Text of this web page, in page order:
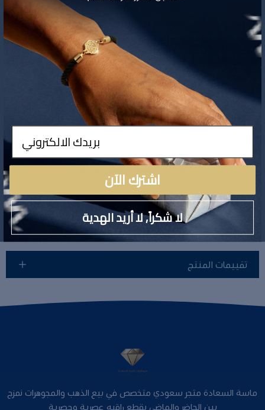
تقييمات المنتج
ماسة السعادة متجر سعودي متخصص في بيع الذهب والمجوهرات نمزج
بين الحاضر والماضي بقطع راقيه عصرية وحصرية
ادخال
اشترك الآن
لا شكراً, لا أريد الهدية